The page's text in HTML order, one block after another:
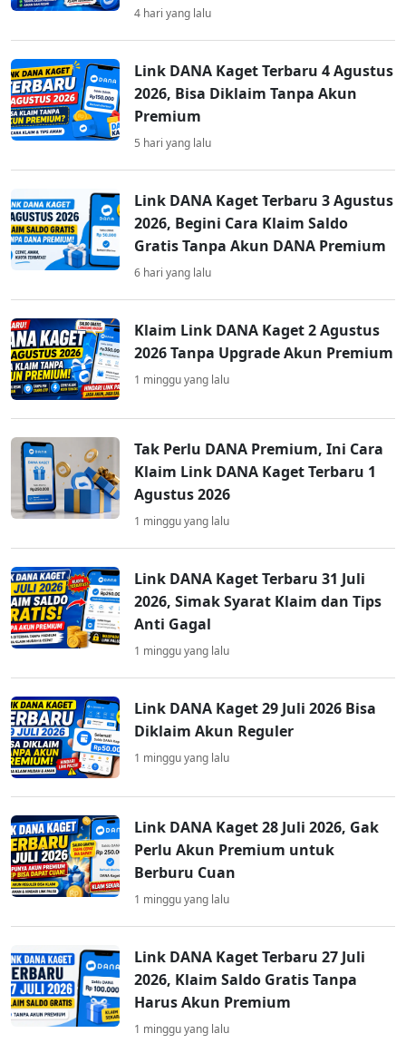
4 hari yang lalu
Link DANA Kaget Terbaru 4 Agustus
2026, Bisa Diklaim Tanpa Akun
Premium
5 hari yang lalu
Link DANA Kaget Terbaru 3 Agustus
2026, Begini Cara Klaim Saldo
Gratis Tanpa Akun DANA Premium
6 hari yang lalu
Klaim Link DANA Kaget 2 Agustus
2026 Tanpa Upgrade Akun Premium
1 minggu yang lalu
Tak Perlu DANA Premium, Ini Cara
Klaim Link DANA Kaget Terbaru 1
Agustus 2026
1 minggu yang lalu
Link DANA Kaget Terbaru 31 Juli
2026, Simak Syarat Klaim dan Tips
Anti Gagal
1 minggu yang lalu
Link DANA Kaget 29 Juli 2026 Bisa
Diklaim Akun Reguler
1 minggu yang lalu
Link DANA Kaget 28 Juli 2026, Gak
Perlu Akun Premium untuk
Berburu Cuan
1 minggu yang lalu
Link DANA Kaget Terbaru 27 Juli
2026, Klaim Saldo Gratis Tanpa
Harus Akun Premium
1 minggu yang lalu